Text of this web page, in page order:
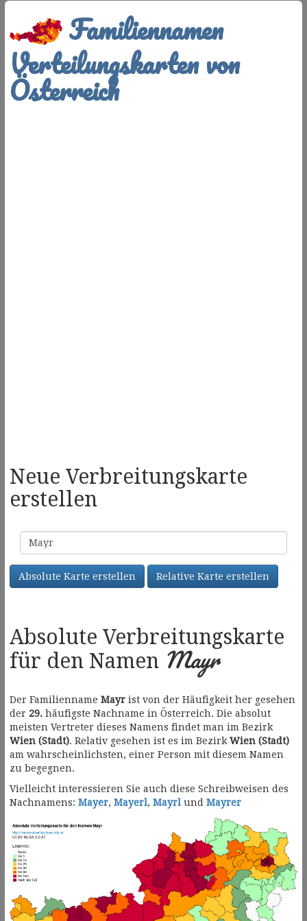
Familiennamen
Verteilungskarten von
Österreich
Neue Verbreitungskarte
erstellen
Familienname
Absolute Karte erstellen Relative Karte erstellen
Absolute Verbreitungskarte
für den Namen Mayr
Der Familienname Mayr ist von der Häufigkeit her gesehen
der 29. häufigste Nachname in Österreich. Die absolut
meisten Vertreter dieses Namens findet man im Bezirk
Wien (Stadt). Relativ gesehen ist es im Bezirk Wien (Stadt)
am wahrscheinlichsten, einer Person mit diesem Namen
zu begegnen.
Vielleicht interessieren Sie auch diese Schreibweisen des
Nachnamens: Mayer, Mayerl, Mayrl und Mayrer